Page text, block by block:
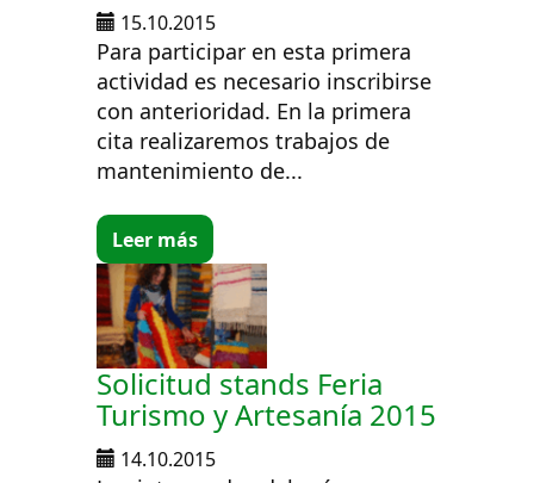
15.10.2015
Para participar en esta primera
actividad es necesario inscribirse
con anterioridad. En la primera
cita realizaremos trabajos de
mantenimiento de...
Leer más
Solicitud stands Feria
Turismo y Artesanía 2015
14.10.2015